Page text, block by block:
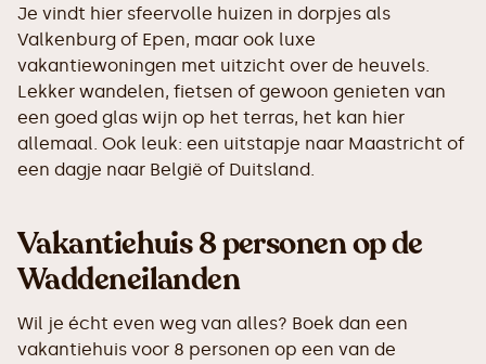
Je vindt hier sfeervolle huizen in dorpjes als
Valkenburg of Epen, maar ook luxe
vakantiewoningen met uitzicht over de heuvels.
Lekker wandelen, fietsen of gewoon genieten van
een goed glas wijn op het terras, het kan hier
allemaal. Ook leuk: een uitstapje naar Maastricht of
een dagje naar België of Duitsland.
Vakantiehuis 8 personen op de
Waddeneilanden
Wil je écht even weg van alles? Boek dan een
vakantiehuis voor 8 personen op een van de